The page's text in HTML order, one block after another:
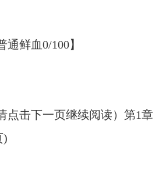
鲜血0/100】
击下一页继续阅读）第1章
)